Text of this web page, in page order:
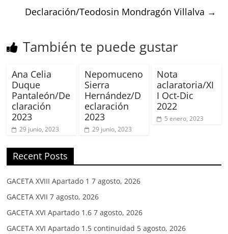
Declaración/Teodosin Mondragón Villalva →
También te puede gustar
Ana Celia
Duque
Pantaleón/De
claración
2023
29 junio, 2023
Nepomuceno
Sierra
Hernández/D
eclaración
2023
29 junio, 2023
Nota
aclaratoria/XI
I Oct-Dic
2022
5 enero, 2023
Recent Posts
GACETA XVIII Apartado 1 7 agosto, 2026
GACETA XVII 7 agosto, 2026
GACETA XVI Apartado 1.6 7 agosto, 2026
GACETA XVI Apartado 1.5 continuidad 5 agosto, 2026